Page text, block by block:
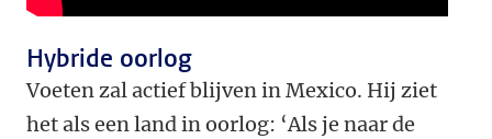
Hybride oorlog
Voeten zal actief blijven in Mexico. Hij ziet
het als een land in oorlog: ‘Als je naar de